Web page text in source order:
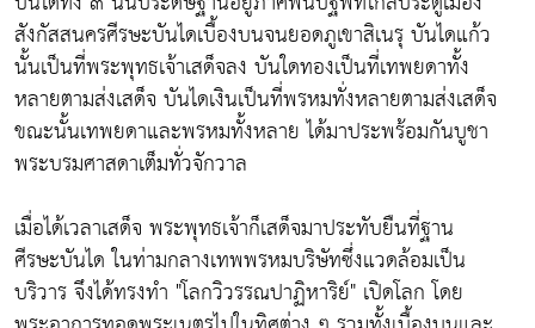
สังกัสสนครศีรษะบันไดเบื้องบนจนยอดภูเขาสิเนรุ บันไดแก้ว
นั้นเป็นที่พระพุทธเจ้าเสด็จลง บันใดทองเป็นที่เทพยดาทั้ง
หลายตามส่งเสด็จ บันไดเงินเป็นที่พรหมทั่งหลายตามส่งเสด็จ
ขณะนั้นเทพยดาและพรหมทั้งหลาย ได้มาประพร้อมกันบูชา
พระบรมศาสดาเต็มทั่วจักวาล
เมื่อได้เวลาเสด็จ พระพุทธเจ้าก็เสด็จมาประทับยืนที่ฐาน
ศีรษะบันได ในท่ามกลางเทพพรหมบริษัทซึ่งแวดล้อมเป็น
บริวาร จึงได้ทรงทำ "โลกวิวรรณปาฏิหาริย์" เปิดโลก โดย